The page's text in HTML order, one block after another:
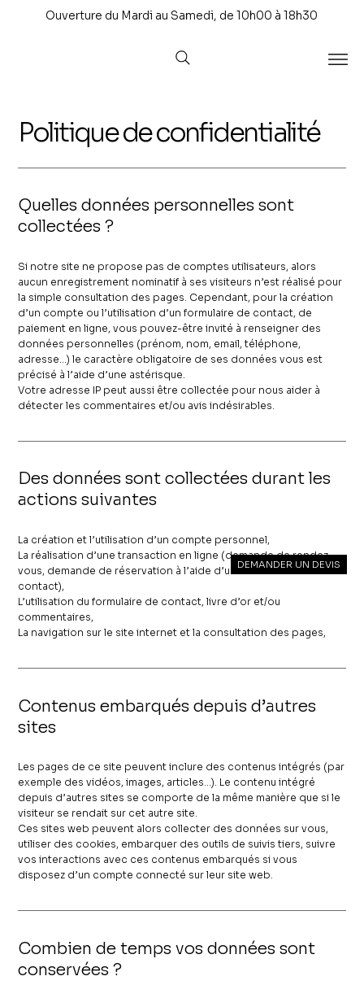
Ouverture du Mardi au Samedi, de 10h00 à 18h30
Politique de confidentialité
Quelles données personnelles sont
collectées ?
Si notre site ne propose pas de comptes utilisateurs, alors
aucun enregistrement nominatif à ses visiteurs n’est réalisé pour
la simple consultation des pages. Cependant, pour la création
d’un compte ou l’utilisation d’un formulaire de contact, de
paiement en ligne, vous pouvez-être invité à renseigner des
données personnelles (prénom, nom, email, téléphone,
adresse…) le caractère obligatoire de ses données vous est
précisé à l’aide d’une astérisque.
Votre adresse IP peut aussi être collectée pour nous aider à
détecter les commentaires et/ou avis indésirables.
Des données sont collectées durant les
actions suivantes
La création et l’utilisation d’un compte personnel,
La réalisation d’une transaction en ligne (demande de rendez-
vous, demande de réservation à l’aide d’une formulaire de
contact),
L’utilisation du formulaire de contact, livre d’or et/ou
commentaires,
La navigation sur le site internet et la consultation des pages,
Contenus embarqués depuis d’autres
sites
Les pages de ce site peuvent inclure des contenus intégrés (par
exemple des vidéos, images, articles…). Le contenu intégré
depuis d’autres sites se comporte de la même manière que si le
visiteur se rendait sur cet autre site.
Ces sites web peuvent alors collecter des données sur vous,
utiliser des cookies, embarquer des outils de suivis tiers, suivre
vos interactions avec ces contenus embarqués si vous
disposez d’un compte connecté sur leur site web.
Combien de temps vos données sont
conservées ?
DEMANDER UN DEVIS